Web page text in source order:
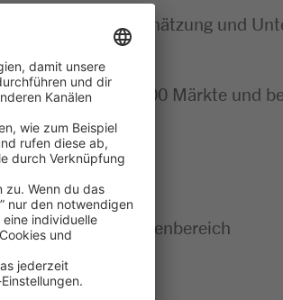
Wertschätzung und
wir mehr als 300 Märkte und
im Gartenbereich
Waren